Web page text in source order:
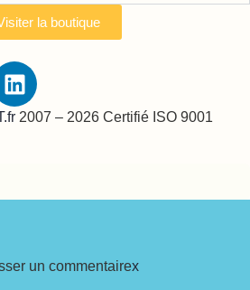
la boutique
2007 – 2026 Certifié ISO 9001
un commentairex